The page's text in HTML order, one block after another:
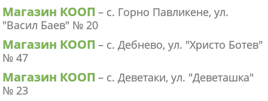
Магазин КООП – с. Горно Павликене, ул.
"Васил Баев" № 20
Магазин КООП – с. Дебнево, ул. "Христо Ботев"
№ 47
Магазин КООП – с. Деветаки, ул. "Деветашка"
№ 23